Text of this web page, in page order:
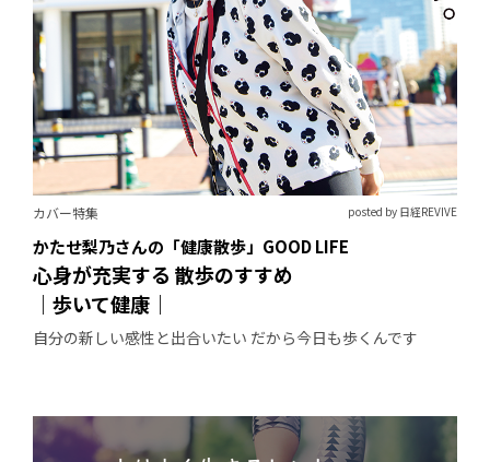
カバー特集 posted by 日経REVIVE
かたせ梨乃さんの「健康散歩」GOOD LIFE
心身が充実する 散歩のすすめ
｜歩いて健康｜
自分の新しい感性と出合いたい だから今日も歩くんです